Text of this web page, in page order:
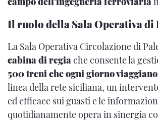
Il ruolo della Sala Operativa di
La Sala Operativa Circolazione di
cabina di regiache consente la
500 treni che ogni giorno
linea della rete siciliana, un
ed efficace sui guasti e le
quotidianamente opera in sinergia